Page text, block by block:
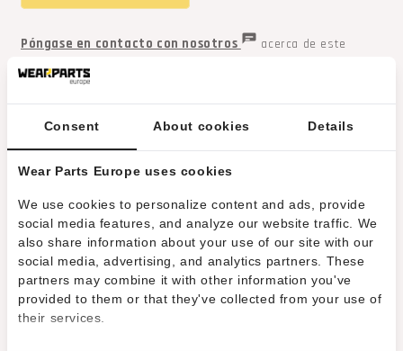
Póngase en contacto con nosotros
acerca de este
producto
Productos relacionados
BOLT-M18x100x1,5-DIN960-
Consent About cookies Details
Wear Parts Europe uses cookies
We use cookies to personalize content and ads, provide
social media features, and analyze our website traffic. We
also share information about your use of our site with our
social media, advertising, and analytics partners. These
partners may combine it with other information you've
provided to them or that they've collected from your use of
their services.